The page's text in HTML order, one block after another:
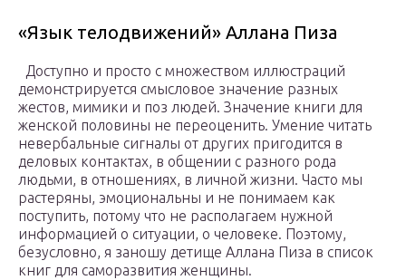
«Язык телодвижений» Аллана Пиза
Доступно и просто с множеством иллюстраций
демонстрируется смысловое значение разных
жестов, мимики и поз людей. Значение книги для
женской половины не переоценить. Умение читать
невербальные сигналы от других пригодится в
деловых контактах, в общении с разного рода
людьми, в отношениях, в личной жизни. Часто мы
растеряны, эмоциональны и не понимаем как
поступить, потому что не располагаем нужной
информацией о ситуации, о человеке. Поэтому,
безусловно, я заношу детище Аллана Пиза в список
книг для саморазвития женщины.